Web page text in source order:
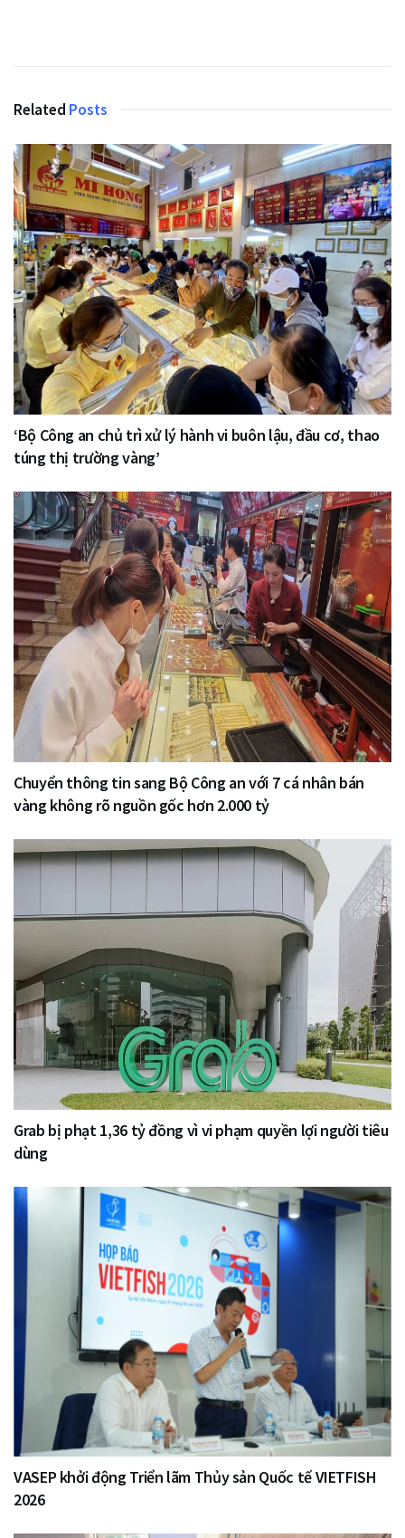
Related Posts
‘Bộ Công an chủ trì xử lý hành vi buôn lậu, đầu cơ, thao
túng thị trường vàng’
Chuyển thông tin sang Bộ Công an với 7 cá nhân bán
vàng không rõ nguồn gốc hơn 2.000 tỷ
Grab bị phạt 1,36 tỷ đồng vì vi phạm quyền lợi người tiêu
dùng
VASEP khởi động Triển lãm Thủy sản Quốc tế VIETFISH
2026